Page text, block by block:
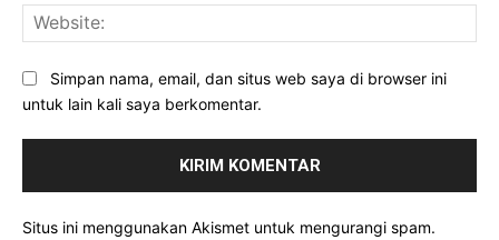
Simpan nama, email, dan situs web saya di browser ini
untuk lain kali saya berkomentar.
Situs ini menggunakan Akismet untuk mengurangi spam.